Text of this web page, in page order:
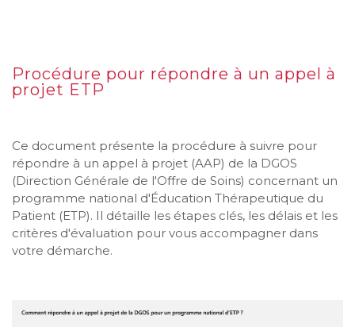
Procédure pour répondre à un appel à
projet ETP
Ce document présente la procédure à suivre pour
répondre à un appel à projet (AAP) de la DGOS
(Direction Générale de l'Offre de Soins) concernant un
programme national d'Éducation Thérapeutique du
Patient (ETP). Il détaille les étapes clés, les délais et les
critères d'évaluation pour vous accompagner dans
votre démarche.